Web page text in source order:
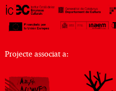
Projecte associat a: